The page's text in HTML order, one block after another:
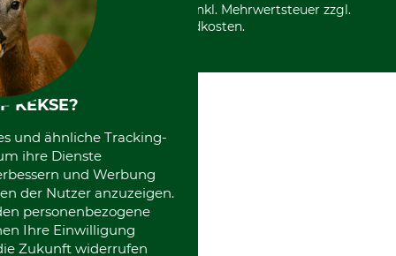
*Alle Preise in Euro und inkl. Mehrwertsteuer zzgl.
Versandkosten.
KEKSE?
und ähnliche Tracking-
ihre Dienste
und Werbung
der Nutzer anzuzeigen.
personenbezogene
Ihre Einwilligung
Zukunft widerrufen